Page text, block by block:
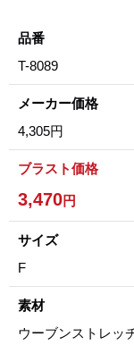
品番
T-8089
メーカー価格
4,305円
ブラスト価格
3,470円
サイズ
F
素材
ウーブンストレッ